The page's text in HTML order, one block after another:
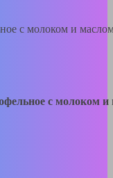
с молоком и
с молоком и